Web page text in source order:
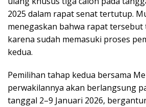
2025 dalam rapat senat tertutup.
menegaskan bahwa rapat
karena sudah memasuki proses
kedua.
Pemilihan tahap kedua bersama
perwakilannya akan berlangsung
tanggal 2–9 Januari 2026,